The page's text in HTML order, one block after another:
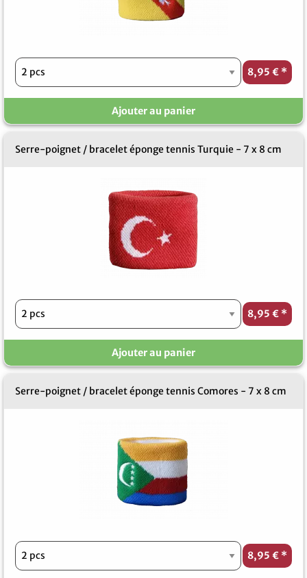
8,95 € *
Ajouter au panier
Serre-poignet / bracelet éponge tennis Turquie - 7 x 8 cm
8,95 € *
Ajouter au panier
Serre-poignet / bracelet éponge tennis Comores - 7 x 8 cm
8,95 € *